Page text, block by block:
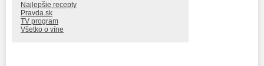
Najlepšie recepty
Pravda.sk
TV program
Všetko o víne